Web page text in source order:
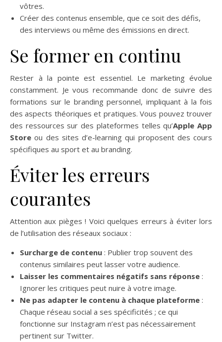
vôtres.
Créer des contenus ensemble, que ce soit des défis,
des interviews ou même des émissions en direct.
Se former en continu
Rester à la pointe est essentiel. Le marketing évolue
constamment. Je vous recommande donc de suivre des
formations sur le branding personnel, impliquant à la fois
des aspects théoriques et pratiques. Vous pouvez trouver
des ressources sur des plateformes telles qu’Apple App
Store ou des sites d’e-learning qui proposent des cours
spécifiques au sport et au branding.
Éviter les erreurs
courantes
Attention aux pièges ! Voici quelques erreurs à éviter lors
de l’utilisation des réseaux sociaux :
Surcharge de contenu : Publier trop souvent des
contenus similaires peut lasser votre audience.
Laisser les commentaires négatifs sans réponse :
Ignorer les critiques peut nuire à votre image.
Ne pas adapter le contenu à chaque plateforme :
Chaque réseau social a ses spécificités ; ce qui
fonctionne sur Instagram n’est pas nécessairement
pertinent sur Twitter.